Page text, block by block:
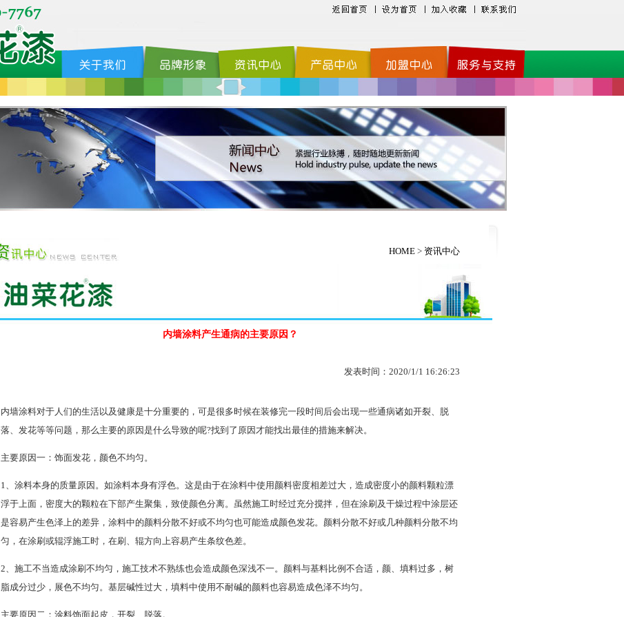
HOME> 资讯中心
内墙涂料产生通病的主要原因？
发表时间：2020/1/1 16:26:23
内墙涂料对于人们的生活以及健康是十分重要的，可是很多时候在装修完一段时间后会出现一些通病诸如开裂、脱
落、发花等等问题，那么主要的原因是什么导致的呢?找到了原因才能找出最佳的措施来解决。
主要原因一：饰面发花，颜色不均匀。
1、涂料本身的质量原因。如涂料本身有浮色。这是由于在涂料中使用颜料密度相差过大，造成密度小的颜料颗粒漂
浮于上面，密度大的颗粒在下部产生聚集，致使颜色分离。虽然施工时经过充分搅拌，但在涂刷及干燥过程中涂层还
是容易产生色泽上的差异，涂料中的颜料分散不好或不均匀也可能造成颜色发花。颜料分散不好或几种颜料分散不均
匀，在涂刷或辊浮施工时，在刷、辊方向上容易产生条纹色差。
2、施工不当造成涂刷不均匀，施工技术不熟练也会造成颜色深浅不一。颜料与基料比例不合适，颜、填料过多，树
脂成分过少，展色不均匀。基层碱性过大，填料中使用不耐碱的颜料也容易造成色泽不均匀。
主要原因二：涂料饰面起皮，开裂、脱落。